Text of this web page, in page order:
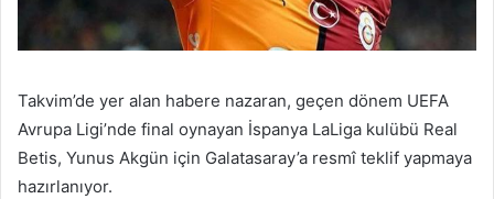
Takvim’de yer alan habere nazaran, geçen dönem UEFA
Avrupa Ligi’nde final oynayan İspanya LaLiga kulübü Real
Betis, Yunus Akgün için Galatasaray’a resmî teklif yapmaya
hazırlanıyor.